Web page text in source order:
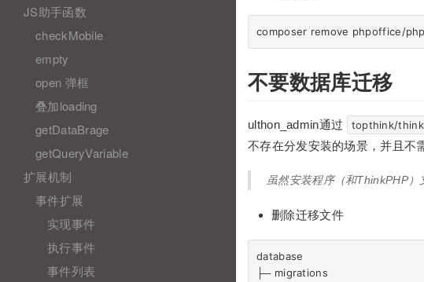
JS助手函数
checkMobile
empty
open 弹框
叠加loading
getDataBrage
getQueryVariable
扩展机制
事件扩展
实现事件
执行事件
事件列表
不要数据库迁移
ulthon_admin通过 topthink/
不存在分发安装的场景，并且不
虽然安装程序（和ThinkPHP
删除迁移文件
database
├─